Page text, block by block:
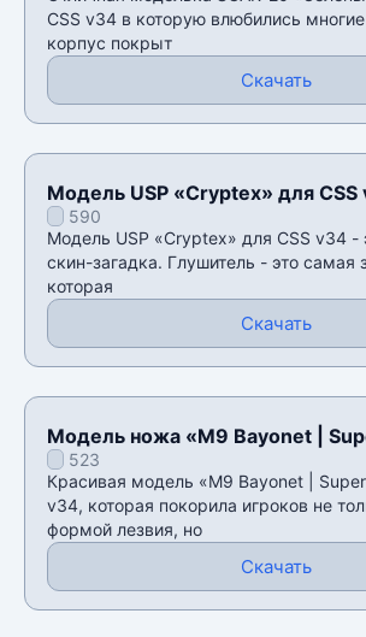
CSS v34 в которую влюбились
корпус покрыт
Скачать
Модель USP «Cryptex» для CSS
590
Модель USP «Cryptex» для CSS v34 -
скин-загадка. Глушитель - это самая
которая
Скачать
Модель ножа «M9 Bayonet |
CSS v34
523
Красивая модель «M9 Bayonet |
v34, которая покорила игроков не
формой лезвия, но
Скачать